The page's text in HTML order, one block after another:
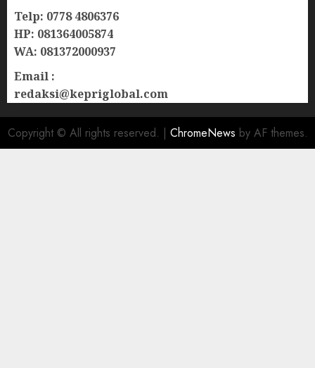
Telp: 0778 4806376
HP: 081364005874
WA: 081372000937
Email :
redaksi@kepriglobal.com
Copyright © All rights reserved. | ChromeNews by AF themes.